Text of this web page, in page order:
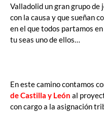
Valladolid un gran grupo de
con la causa y que sueñan
en el que todos partamos
tu seas uno de ellos…
En este camino contamos
de Castilla y León al
con cargo a la asignación